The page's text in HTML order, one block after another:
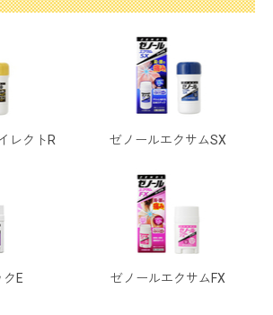
レクトR ゼノールエクサムSX
E ゼノールエクサムFX